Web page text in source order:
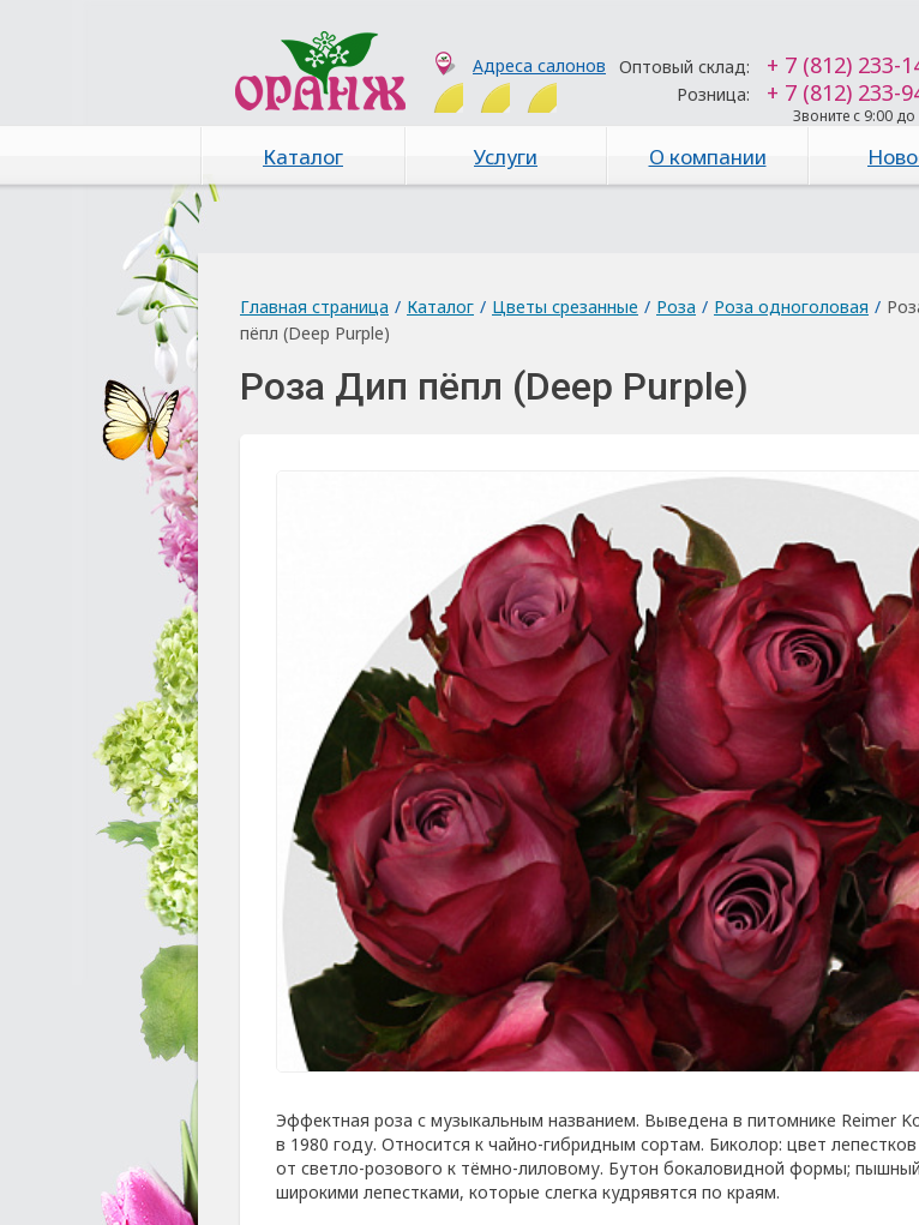
Адреса салонов Оптовый склад: + 7 (812) 233-
Розница: + 7 (812) 233-
Звоните с 9:00
Каталог Услуги О компании
Главная страница / Каталог / Цветы срезанные / Роза / Роза одноголовая /
пёпл (Deep Purple)
Роза Дип пёпл (Deep Purple)
Эффектная роза с музыкальным названием. Выведена в питомнике Reimer
в 1980 году. Относится к чайно-гибридным сортам. Биколор: цвет
от светло-розового к тёмно-лиловому. Бутон бокаловидной формы;
широкими лепестками, которые слегка кудрявятся по краям.